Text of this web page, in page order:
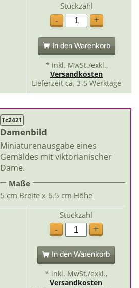
Stückzahl
-
+
In den Warenkorb
* inkl. MwSt./exkl.,
Versandkosten
Lieferzeit ca. 3-5 Werktage
Tc2421
Damenbild
Miniaturenausgabe eines
Gemäldes mit viktorianischer
Dame.
Maße
5 cm Breite x 6.5 cm Höhe
Stückzahl
-
+
In den Warenkorb
* inkl. MwSt./exkl.,
Versandkosten